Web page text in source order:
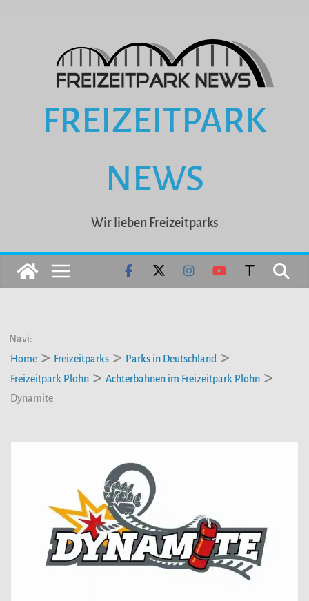
FREIZEITPARK
NEWS
Wir lieben Freizeitparks
Navi:
Home
Freizeitparks
Parks in Deutschland
Freizeitpark Plohn
Achterbahnen im Freizeitpark Plohn
Dynamite